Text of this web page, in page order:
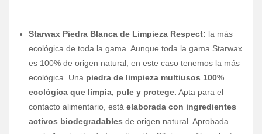
Starwax Piedra Blanca de Limpieza Respect: la más
ecológica de toda la gama. Aunque toda la gama Starwax
es 100% de origen natural, en este caso tenemos la más
ecológica. Una piedra de limpieza multiusos 100%
ecológica que limpia, pule y protege. Apta para el
contacto alimentario, está elaborada con ingredientes
activos biodegradables de origen natural. Aprobada